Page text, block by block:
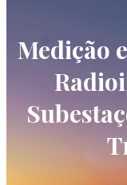
Medição